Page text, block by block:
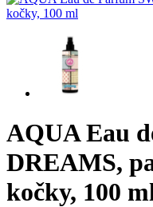
AQUA Eau
DREAMS,
kočky, 100